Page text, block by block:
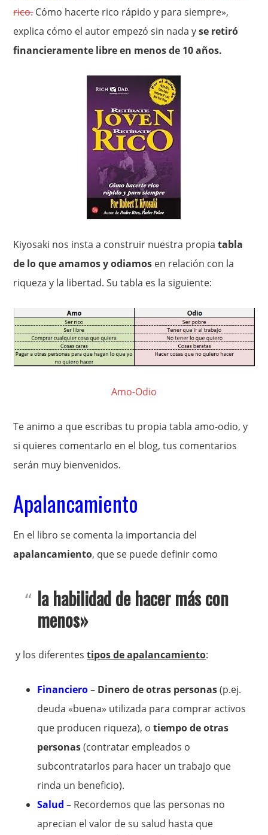
rico.Cómo hacerte rico rápido y para siempre»,
explica cómo el autor empezó sin nada yse retiró
financieramente libre en menos de 10 años.
Kiyosaki nos insta a construir nuestra propiatabla
de lo que amamos y odiamos en relación con la
riqueza y la libertad. Su tabla es la siguiente:
Amo-Odio
Te animo a que escribas tu propia tabla amo-odio, y
si quieres comentarlo en el blog, tus comentarios
serán muy bienvenidos.
Apalancamiento
En el libro se comenta la importancia del
apalancamiento, que se puede definir como
la habilidad de hacer más con
menos»
y los diferentestipos de apalancamiento:
Financiero– Dinero de otras personas(p.ej.
deuda «buena» utilizada para comprar activos
que producen riqueza), o tiempo de otras
personas(contratar empleados o
subcontratarlos para hacer un trabajo que
rinda un beneficio).
Salud – Recordemos que las personas no
aprecian el valor de su salud hasta que